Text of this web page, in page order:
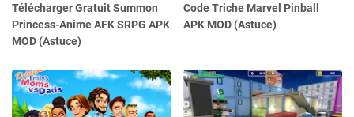
Télécharger Gratuit Summon
Princess-Anime AFK SRPG APK
MOD (Astuce)
Code Triche Marvel Pinball
APK MOD (Astuce)